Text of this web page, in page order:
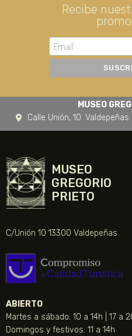
CERTAMEN
FUNDACIÓN
TIENDA
NOTICIAS
Recibe
MUSEO
Calle Unión, 10.
MUSEO
GREGORIO
PRIETO
C/Unión 10 13300 Valdepeñas
ABIERTO
Martes a sábado: 10 a 14h | 17 a
Domingos y festivos: 11 a 14h